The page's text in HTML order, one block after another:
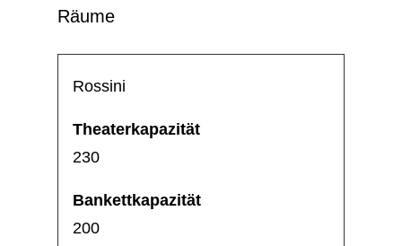
Räume
Rossini
230
200